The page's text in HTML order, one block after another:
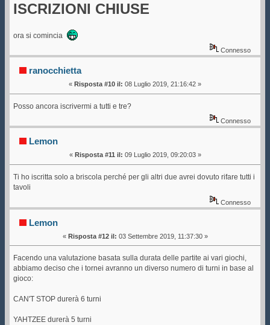
ISCRIZIONI CHIUSE
ora si comincia
Connesso
ranocchietta
« Risposta #10 il: 08 Luglio 2019, 21:16:42 »
Posso ancora iscrivermi a tutti e tre?
Connesso
Lemon
« Risposta #11 il: 09 Luglio 2019, 09:20:03 »
Ti ho iscritta solo a briscola perché per gli altri due avrei dovuto rifare tutti i
tavoli
Connesso
Lemon
« Risposta #12 il: 03 Settembre 2019, 11:37:30 »
Facendo una valutazione basata sulla durata delle partite ai vari giochi,
abbiamo deciso che i tornei avranno un diverso numero di turni in base al
gioco:
CAN'T STOP durerà 6 turni
YAHTZEE durerà 5 turni